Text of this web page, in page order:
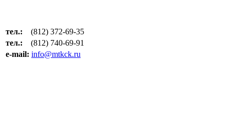
тел.: (812) 372-69-35
тел.: (812) 740-69-91
e-mail: info@mtkck.ru